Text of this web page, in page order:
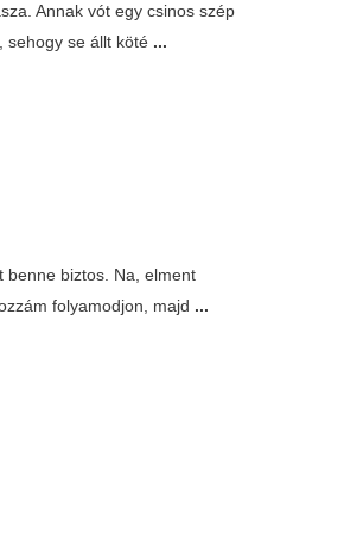
Annak vót egy csinos szép
sehogy se állt köté ...
benne biztos. Na, elment
folyamodjon, majd ...